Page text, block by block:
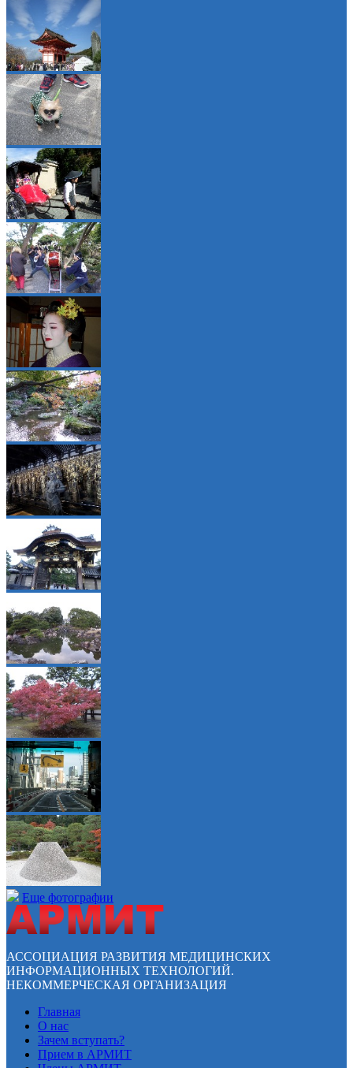
Еще фотографии
АССОЦИАЦИЯ РАЗВИТИЯ МЕДИЦИНСКИХ
ИНФОРМАЦИОННЫХ ТЕХНОЛОГИЙ.
НЕКОММЕРЧЕСКАЯ ОРГАНИЗАЦИЯ
Главная
О нас
Зачем вступать?
Прием в АРМИТ